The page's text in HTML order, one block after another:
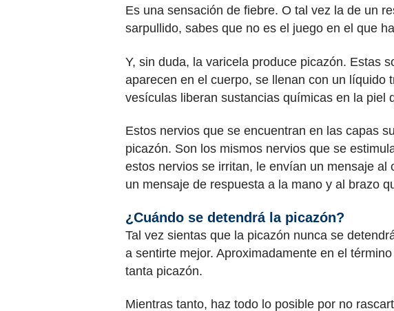
Es una sensación de fiebre. O tal vez la de un
sarpullido, sabes que no es el juego en el que
Y, sin duda, la varicela produce picazón. Estas
aparecen en el cuerpo, se llenan con un líquido
vesículas liberan sustancias químicas en la piel
Estos nervios que se encuentran en las capas
picazón. Son los mismos nervios que se
estos nervios se irritan, le envían un mensaje
un mensaje de respuesta a la mano y al brazo
¿Cuándo se detendrá la picazón?
Tal vez sientas que la picazón nunca se
a sentirte mejor. Aproximadamente en el
tanta picazón.
Mientras tanto, haz todo lo posible por no